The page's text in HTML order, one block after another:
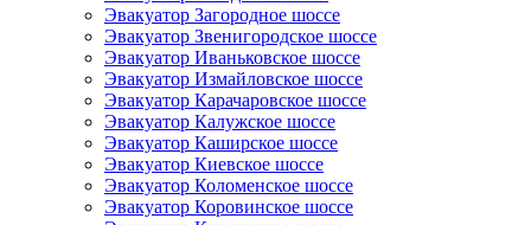
Эвакуатор Загородное шоссе
Эвакуатор Звенигородское шоссе
Эвакуатор Иваньковское шоссе
Эвакуатор Измайловское шоссе
Эвакуатор Карачаровское шоссе
Эвакуатор Калужское шоссе
Эвакуатор Каширское шоссе
Эвакуатор Киевское шоссе
Эвакуатор Коломенское шоссе
Эвакуатор Коровинское шоссе